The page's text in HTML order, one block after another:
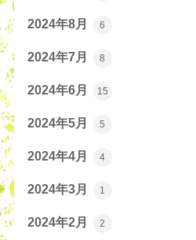
2024年8月 6
2024年7月 8
2024年6月 15
2024年5月 5
2024年4月 4
2024年3月 1
2024年2月 2